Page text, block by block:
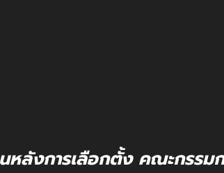
หลังการเลือกตั้ง คณะกรรม